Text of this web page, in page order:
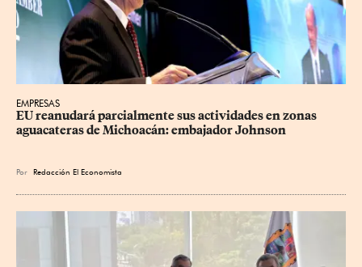
EMPRESAS
EU reanudará parcialmente sus actividades en zonas
aguacateras de Michoacán: embajador Johnson
Por Redacción El Economista